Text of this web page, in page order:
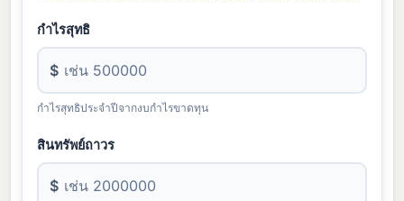
กำไรสุทธิ
$
กำไรสุทธิประจำปีจากงบกำไรขาดทุน
สินทรัพย์ถาวร
$